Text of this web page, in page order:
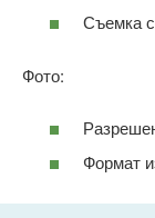
Съемка
Фото:
Формат